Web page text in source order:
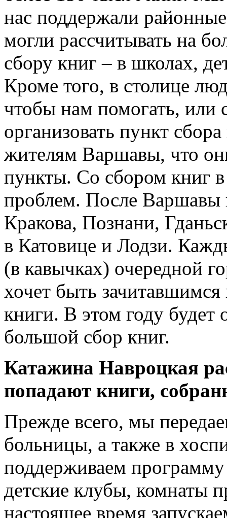
нас поддержали
могли рассчитывать на
сбору книг – в школах,
Кроме того, в столице
чтобы нам помогать, или
организовать пункт
жителям Варшавы, что
пункты. Со сбором книг в
проблем. После Варшавы
Кракова, Познани,
в Катовице и Лодзи.
(в кавычках) очередной
хочет быть
книги. В этом году будет
большой сбор книг.
Катажина Навроцкая
попадают книги,
Прежде всего, мы
больницы, а также в
поддерживаем
детские клубы, комнаты
настоящее время